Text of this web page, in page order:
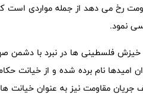
رخ می دهد از جمله مواردی
نمود.
خیزش فلسطینی ها در نبرد با
امیدها نام برده شده و از خیانت
مقاومت نیز به عنوان خیانت